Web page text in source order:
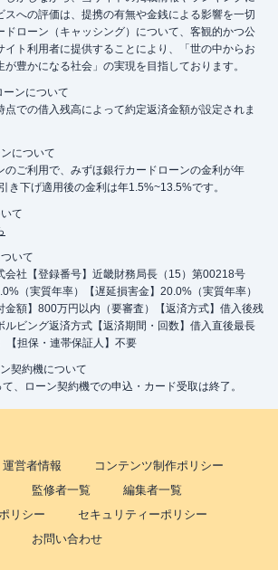
スへの評価は、提携の有無や金銭による影響を一切
ドローン（キャッシング）について、客観的かつ公
イト利用者に提供することにより、「世の中からお
豊かになる社会」の実現を目指しております。
ンについて
での借入残高によって約定返済金額が設定されま
について
ご利用で、みずほ銀行カードローンの金利が年
き下げ適用後の金利は年1.5%~13.5%です。
て
いて
社【登録番号】近畿財務局長（15）第00218号
（実質年率）【遅延損害金】20.0%（実質年率）
金額】800万円以内（要審査）【返済方式】借入後残
ルビング返済方式【返済期間・回数】借入直後最長
【担保・連帯保証人】不要
契約機について
、ローン契約機での申込・カード受取は終了。
運営者情報
コンテンツ制作ポリシー
監修者一覧
編集者一覧
リシー
セキュリティーポリシー
お問い合わせ